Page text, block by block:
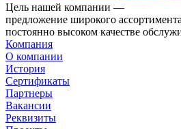
Цель нашей компании —
предложение широкого
постоянно высоком качестве
Компания
О компании
История
Сертификаты
Партнеры
Вакансии
Реквизиты